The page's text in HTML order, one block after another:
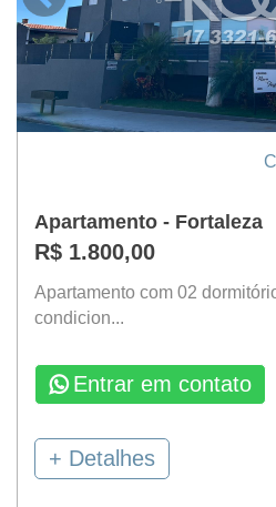
Apartamento - Fortaleza
R$ 1.800,00
Apartamento com 02
condicion...
Entrar em contato
+ Detalhes